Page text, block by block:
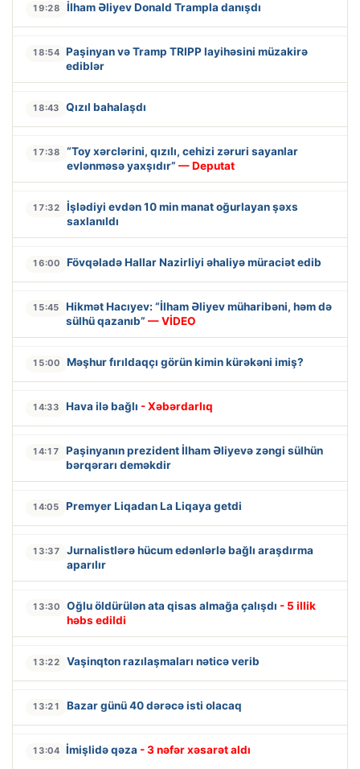
19:28 İlham Əliyev Donald Trampla danışdı
18:54 Paşinyan və Tramp TRIPP layihəsini müzakirə
ediblər
18:43 Qızıl bahalaşdı
17:38
“Toy xərclərini, qızılı, cehizi zəruri sayanlar
evlənməsə yaxşıdır” — Deputat
17:32
İşlədiyi evdən 10 min manat oğurlayan şəxs
saxlanıldı
16:00 Fövqəladə Hallar Nazirliyi əhaliyə müraciət edib
15:45
Hikmət Hacıyev: “İlham Əliyev müharibəni, həm də
sülhü qazanıb” — VİDEO
15:00 Məşhur fırıldaqçı görün kimin kürəkəni imiş?
14:33 Hava ilə bağlı - Xəbərdarlıq
14:17
Paşinyanın prezident İlham Əliyevə zəngi sülhün
bərqərarı deməkdir
14:05 Premyer Liqadan La Liqaya getdi
13:37
Jurnalistlərə hücum edənlərlə bağlı araşdırma
aparılır
13:30 Oğlu öldürülən ata qisas almağa çalışdı - 5 illik
həbs edildi
13:22 Vaşinqton razılaşmaları nəticə verib
13:21 Bazar günü 40 dərəcə isti olacaq
13:04 İmişlidə qəza - 3 nəfər xəsarət aldı